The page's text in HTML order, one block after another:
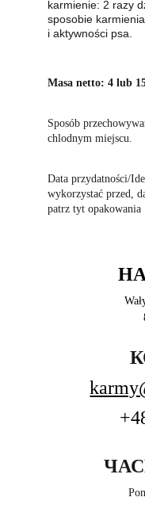
karmienie: 2 razy
sposobie
i aktywności psa.
Masa netto: 4 lub
Sposób
chlodnym miejscu.
Data przydatności/
wykorzystać przed,
patrz tyt opakowania